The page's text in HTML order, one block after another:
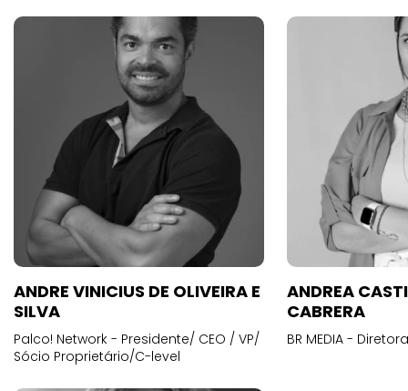
ANDRE VINICIUS DE OLIVEIRA E
SILVA
Palco! Network - Presidente/ CEO / VP/
Sócio Proprietário/C-level
ANDREA
CABRERA
BR MEDIA -